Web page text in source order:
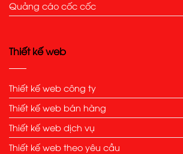
Quảng cáo cốc cốc
Thiết kế web
Thiết kế web công ty
Thiết kế web bán hàng
Thiết kế web dịch vụ
Thiết kế web theo yêu cầu